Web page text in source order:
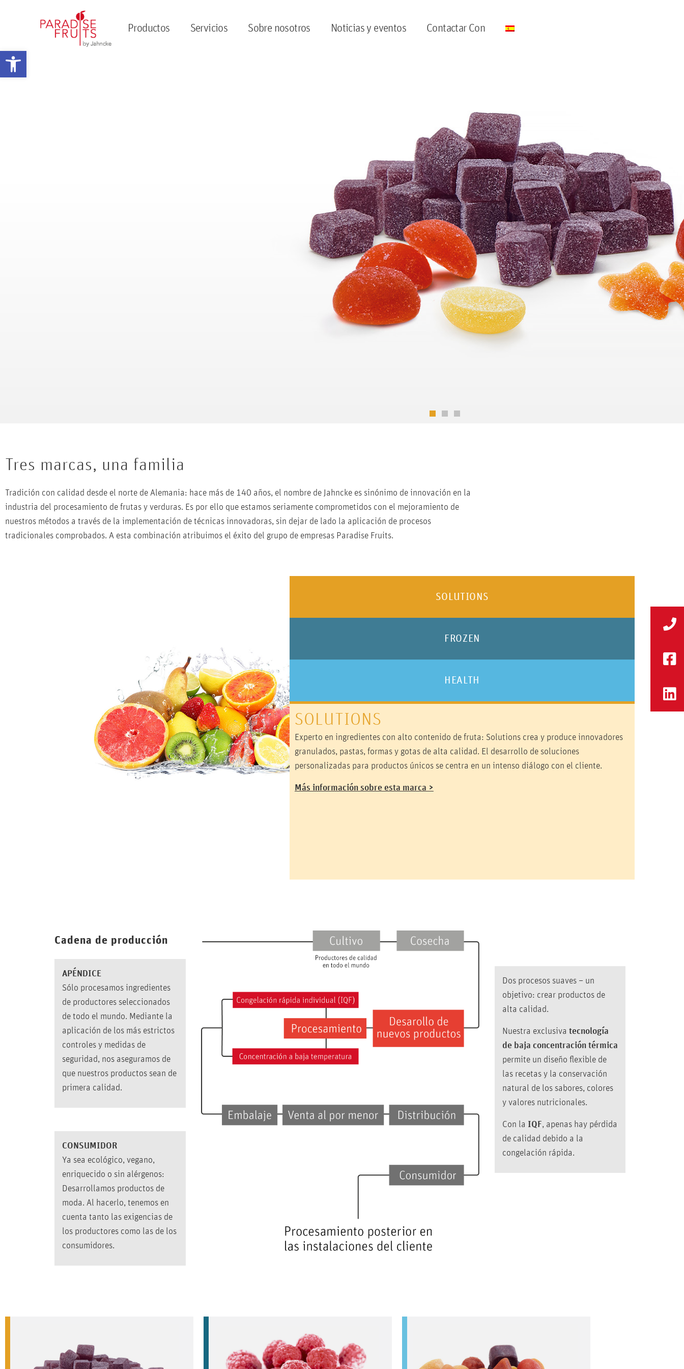
Abrir barra de herramientas
Productos Servicios Sobre nosotros Noticias y eventos Contactar Con
en una amplia variedad
de fruta únicas
Tres marcas, una familia
Tradición con calidad desde el norte de Alemania: hace más de 140 años, el nombre de Jahncke es sinónimo de innovación en la
industria del procesamiento de frutas y verduras. Es por ello que estamos seriamente comprometidos con el mejoramiento de
nuestros métodos a través de la implementación de técnicas innovadoras, sin dejar de lado la aplicación de procesos
tradicionales comprobados. A esta combinación atribuimos el éxito del grupo de empresas Paradise Fruits.
SOLUTIONS
FROZEN
HEALTH
SOLUTIONS
Experto en ingredientes con alto contenido de fruta: Solutions crea y produce innovadores
granulados, pastas, formas y gotas de alta calidad. El desarrollo de soluciones
personalizadas para productos únicos se centra en un intenso diálogo con el cliente.
Más información sobre esta marca >
Cadena de producción
APÉNDICE
Sólo procesamos ingredientes
de productores seleccionados
de todo el mundo. Mediante la
aplicación de los más estrictos
controles y medidas de
seguridad, nos aseguramos de
que nuestros productos sean de
primera calidad.
CONSUMIDOR
Ya sea ecológico, vegano,
enriquecido o sin alérgenos:
Desarrollamos productos de
moda. Al hacerlo, tenemos en
cuenta tanto las exigencias de
los productores como las de los
consumidores.
Dos procesos suaves – un
objetivo: crear productos de
alta calidad.
Nuestra exclusiva tecnología
de baja concentración térmica
permite un diseño flexible de
las recetas y la conservación
natural de los sabores, colores
y valores nutricionales.
Con la IQF, apenas hay pérdida
de calidad debido a la
congelación rápida.